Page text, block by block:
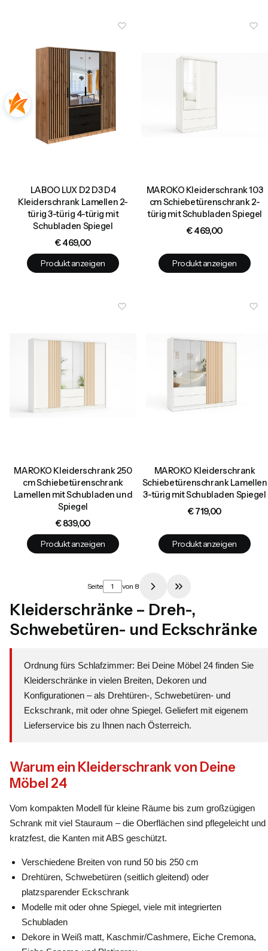
LABOO LUX D2 D3 D4
Kleiderschrank Lamellen 2-
türig 3-türig 4-türig mit
Schubladen Spiegel
Preis
€ 469,00
Produkt anzeigen
MAROKO Kleiderschrank 103
cm Schiebetürenschrank 2-
türig mit Schubladen Spiegel
Preis
€ 469,00
Produkt anzeigen
MAROKO Kleiderschrank 250
cm Schiebetürenschrank
Lamellen mit Schubladen und
Spiegel
Preis
€ 839,00
Produkt anzeigen
MAROKO Kleiderschrank
Schiebetürenschrank Lamellen
3-türig mit Schubladen Spiegel
Preis
€ 719,00
Produkt anzeigen
Seite von 8 Zur letzten
Kleiderschränke – Dreh-,
Schwebetüren- und Eckschränke
Ordnung fürs Schlafzimmer: Bei Deine Möbel 24 finden Sie
Kleiderschränke in vielen Breiten, Dekoren und
Konfigurationen – als Drehtüren-, Schwebetüren- und
Eckschrank, mit oder ohne Spiegel. Geliefert mit eigenem
Lieferservice bis zu Ihnen nach Österreich.
Warum ein Kleiderschrank von Deine
Möbel 24
Vom kompakten Modell für kleine Räume bis zum großzügigen
Schrank mit viel Stauraum – die Oberflächen sind pflegeleicht und
kratzfest, die Kanten mit ABS geschützt.
Verschiedene Breiten von rund 50 bis 250 cm
Drehtüren, Schwebetüren (seitlich gleitend) oder
platzsparender Eckschrank
Modelle mit oder ohne Spiegel, viele mit integrierten
Schubladen
Dekore in Weiß matt, Kaschmir/Cashmere, Eiche Cremona,